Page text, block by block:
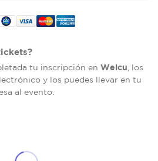
tu inscripción en Welcu , los
y los puedes llevar en tu
al evento.